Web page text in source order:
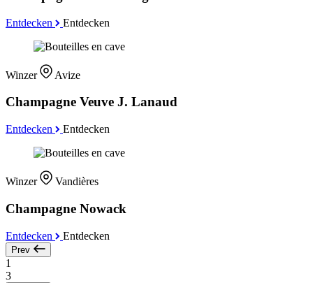
Entdecken Entdecken
Winzer Avize
Champagne Veuve J. Lanaud
Entdecken Entdecken
Winzer Vandières
Champagne Nowack
Entdecken Entdecken
Prev
1
3